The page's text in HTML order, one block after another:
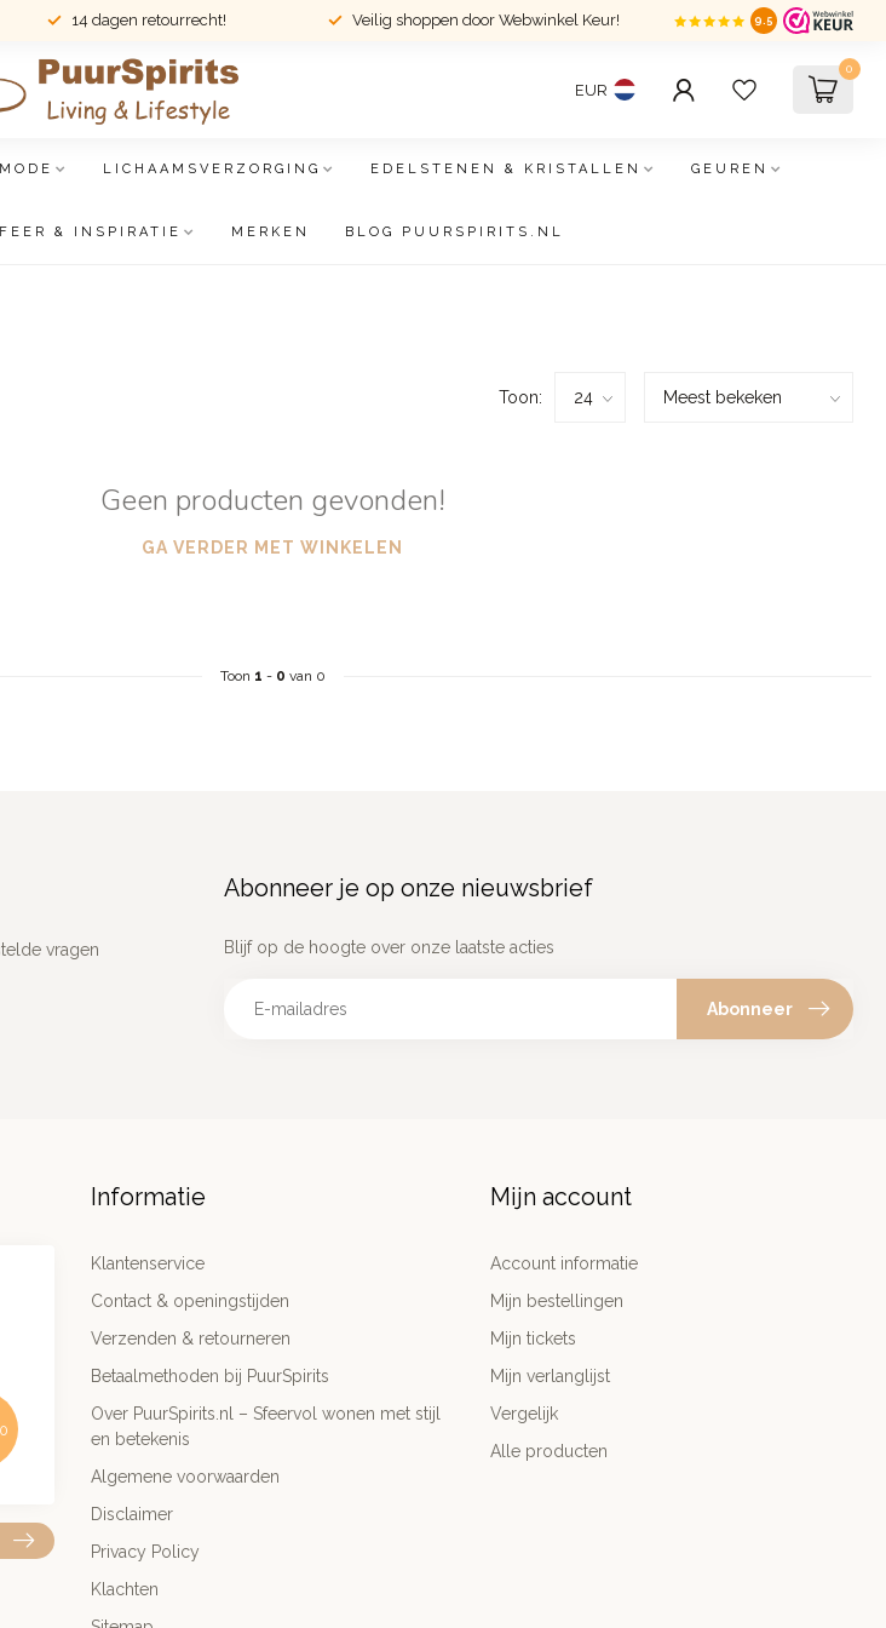
14 dagen retourrecht! Veilig shoppen door Webwinkel Keur! 9.5
EUR
0
MODE LICHAAMSVERZORGING EDELSTENEN & KRISTALLEN GEUREN
& INSPIRATIE MERKEN BLOG PUURSPIRITS.NL
Toon:
Geen producten gevonden!
GA VERDER MET WINKELEN
Toon 1 - 0 van 0
vragen
Abonneer je op onze nieuwsbrief
Blijf op de hoogte over onze laatste acties
Abonneer
Informatie
Klantenservice
Contact & openingstijden
Verzenden & retourneren
Betaalmethoden bij PuurSpirits
Over PuurSpirits.nl – Sfeervol wonen met stijl
en betekenis
Algemene voorwaarden
Disclaimer
Privacy Policy
Klachten
Mijn account
Account informatie
Mijn bestellingen
Mijn tickets
Mijn verlanglijst
Vergelijk
Alle producten